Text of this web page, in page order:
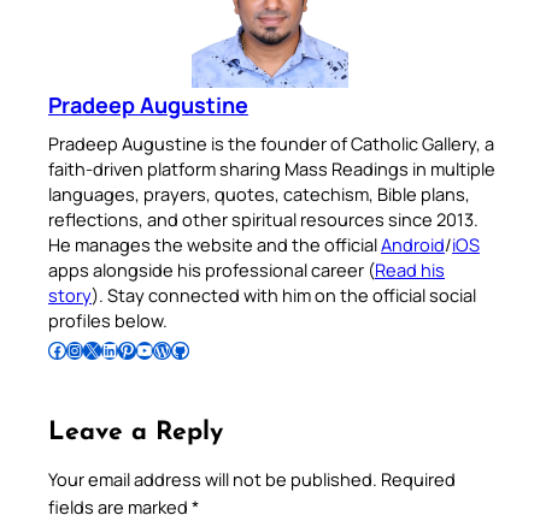
Pradeep Augustine
Pradeep Augustine is the founder of Catholic Gallery, a
faith-driven platform sharing Mass Readings in multiple
languages, prayers, quotes, catechism, Bible plans,
reflections, and other spiritual resources since 2013.
He manages the website and the officialAndroid/iOS
apps alongside his professional career (Read his
story). Stay connected with him on the official social
profiles below.
Follow Pradeep on Facebook Follow Pradeep on InstagramFollow Pradeep on X Follow Pradeep on LinkedIn Follow Pradeep on Pinterest Subscribe to Pradeep’s Youtube Channel Follow Pradeep on WordPress Follow Pradeep on GitHub
Leave a Reply
Your email address will not be published. Required
fields are marked *